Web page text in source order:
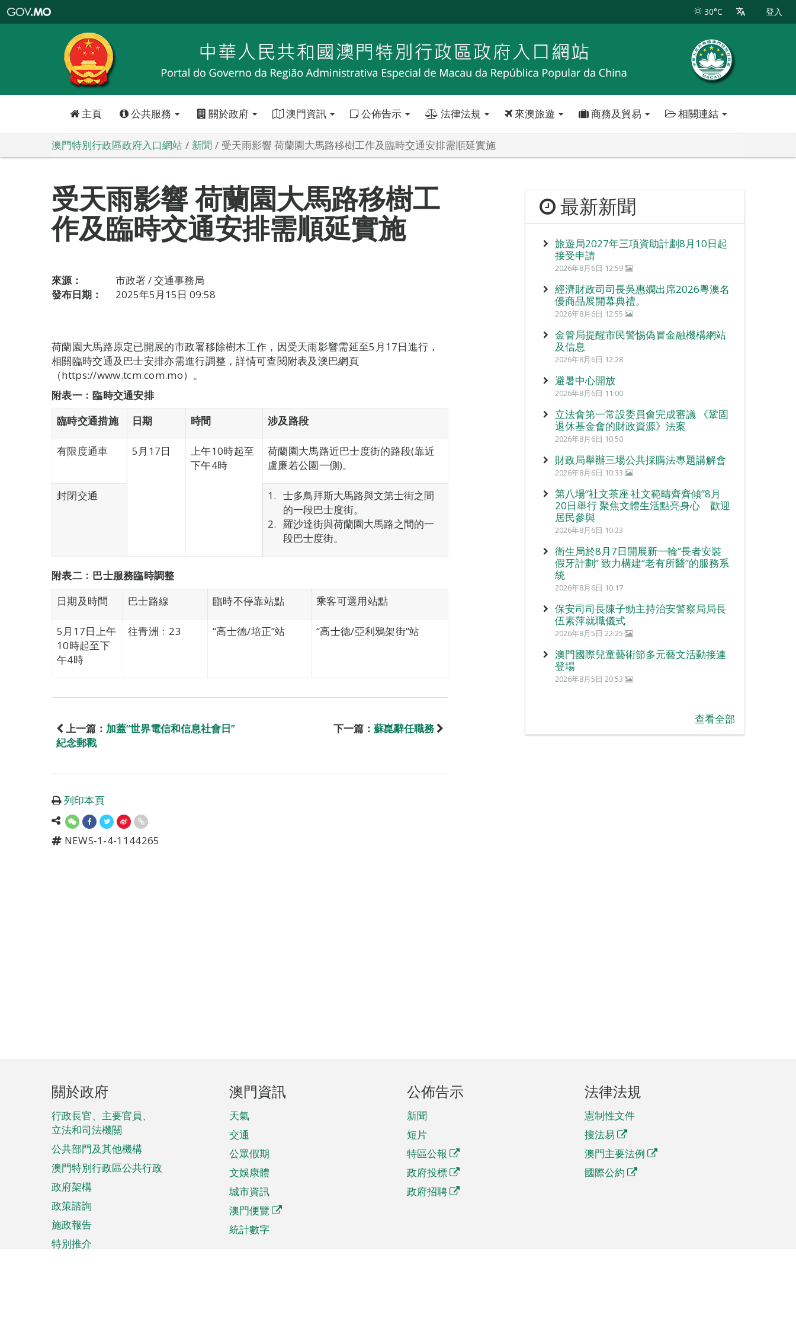
特
政
區
政
口
30°C 登入
主頁 公共服務 關於政府 澳門資訊 公佈告示 法律法規 來澳旅遊 商務及貿易 相關連結
澳門特別行政區政府入口網站 新聞 受天雨影響 荷蘭園大馬路移樹工作及臨時交通安排需順延實施
受天雨影響 荷蘭園大馬路移樹工
作及臨時交通安排需順延實施
來源：
市政署 / 交通事務局
發布日期：
2025年5月15日 09:58
荷蘭園大馬路原定已開展的市政署移除樹木工作，因受天雨影響需延至5月17日進行，
相關臨時交通及巴士安排亦需進行調整，詳情可查閱附表及澳巴網頁
（https://www.tcm.com.mo）。
附表一﹕臨時交通安排
臨時交通措施
日期 時間 涉及路段
有限度通車 5月17日
上午10時起至
下午4時
荷蘭園大馬路近巴士度街的路段(靠近
盧廉若公園一側)。
封閉交通
士多鳥拜斯大馬路與文第士街之間
的一段巴士度街。
羅沙達街與荷蘭園大馬路之間的一
段巴士度街。
附表二﹕巴士服務臨時調整
日期及時間
巴士路線 臨時不停靠站點 乘客可選用站點
5月17日上午
10時起至下
午4時
往青洲﹕23 “高士德/培正”站 “高士德/亞利鴉架街”站
上一篇： 加蓋“世界電信和信息社會日”
紀念郵戳
下一篇： 蘇崑辭任職務
列印本頁
NEWS-1-4-1144265
最新新聞
旅遊局2027年三項資助計劃8月10日起
接受申請
2026年8月6日 12:59
經濟財政司司長吳惠嫻出席2026粵澳名
優商品展開幕典禮。
2026年8月6日 12:55
金管局提醒市民警惕偽冒金融機構網站
及信息
2026年8月6日 12:28
避暑中心開放
2026年8月6日 11:00
立法會第一常設委員會完成審議 《鞏固
退休基金會的財政資源》法案
2026年8月6日 10:50
財政局舉辦三場公共採購法專題講解會
2026年8月6日 10:33
第八場“社文茶座‧社文範疇齊齊傾”8月
20日舉行 聚焦文體生活點亮身心 歡迎
居民參與
2026年8月6日 10:23
衛生局於8月7日開展新一輪“長者安裝
假牙計劃” 致力構建“老有所醫”的服務系
統
2026年8月6日 10:17
保安司司長陳子勁主持治安警察局局長
伍素萍就職儀式
2026年8月5日 22:25
澳門國際兒童藝術節多元藝文活動接連
登場
2026年8月5日 20:53
查看全部
頁
腳
菜
單
關於政府
行政長官、主要官員、
立法和司法機關
公共部門及其他機構
澳門特別行政區公共行政
政府架構
政策諮詢
施政報告
特別推介
澳門資訊
天氣
交通
公眾假期
文娛康體
城市資訊
澳門便覽
統計數字
公佈告示
新聞
短片
特區公報
政府投標
政府招聘
法律法規
憲制性文件
搜法易
澳門主要法例
國際公約